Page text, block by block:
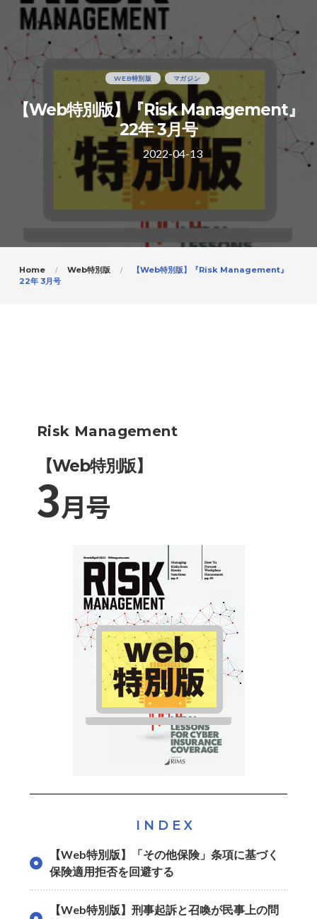
WEB特別版 マガジン
【Web特別版】『Risk Management』
22年 3月号
2022-04-13
Home Web特別版
【Web特別版】『Risk Management』
22年 3月号
Risk Management
【Web特別版】
3月号
INDEX
【Web特別版】「その他保険」条項に基づく
保険適用拒否を回避する
【Web特別版】刑事起訴と召喚が民事上の問